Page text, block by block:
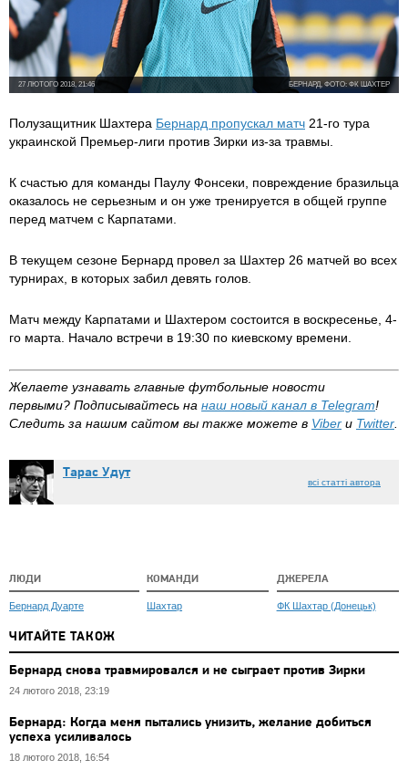
БЕРНАРД, ФОТО: ФК ШАХТЕР
27 ЛЮТОГО 2018, 21:46
Полузащитник Шахтера Бернард пропускал матч 21-го тура
украинской Премьер-лиги против Зирки из-за травмы.
К счастью для команды Паулу Фонсеки, повреждение бразильца
оказалось не серьезным и он уже тренируется в общей группе
перед матчем с Карпатами.
В текущем сезоне Бернард провел за Шахтер 26 матчей во всех
турнирах, в которых забил девять голов.
Матч между Карпатами и Шахтером состоится в воскресенье, 4-
го марта. Начало встречи в 19:30 по киевскому времени.
Желаете узнавать главные футбольные новости
первыми? Подписывайтесь на наш новый канал в Telegram!
Следить за нашим сайтом вы также можете в Viber и Twitter.
Тарас Удут
всі статті автора
ЛЮДИ
Бернард Дуарте
КОМАНДИ
Шахтар
ДЖЕРЕЛА
ФК Шахтар (Донецьк)
ЧИТАЙТЕ ТАКОЖ
Бернард снова травмировался и не сыграет против Зирки
24 лютого 2018, 23:19
Бернард: Когда меня пытались унизить, желание добиться
успеха усиливалось
18 лютого 2018, 16:54